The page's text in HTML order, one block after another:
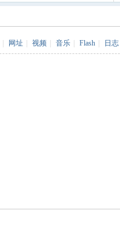
网址 视频 音乐 Flash 日志